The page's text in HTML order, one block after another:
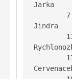
Jarka
Jindra
Cervenacek